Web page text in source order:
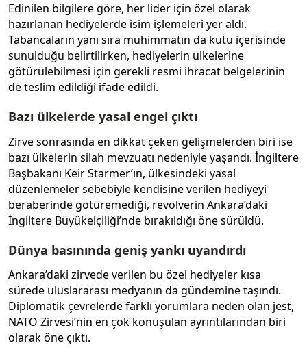
Edinilen bilgilere göre, her lider için özel olarak
hazırlanan hediyelerde isim işlemeleri yer aldı.
Tabancaların yanı sıra mühimmatın da kutu içerisinde
sunulduğu belirtilirken, hediyelerin ülkelerine
götürülebilmesi için gerekli resmi ihracat belgelerinin
de teslim edildiği ifade edildi.
Bazı ülkelerde yasal engel çıktı
Zirve sonrasında en dikkat çeken gelişmelerden biri ise
bazı ülkelerin silah mevzuatı nedeniyle yaşandı. İngiltere
Başbakanı Keir Starmer’ın, ülkesindeki yasal
düzenlemeler sebebiyle kendisine verilen hediyeyi
beraberinde götüremediği, revolverin Ankara’daki
İngiltere Büyükelçiliği’nde bırakıldığı öne sürüldü.
Dünya basınında geniş yankı uyandırdı
Ankara’daki zirvede verilen bu özel hediyeler kısa
sürede uluslararası medyanın da gündemine taşındı.
Diplomatik çevrelerde farklı yorumlara neden olan jest,
NATO Zirvesi’nin en çok konuşulan ayrıntılarından biri
olarak öne çıktı.